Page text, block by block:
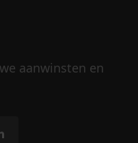
aanwinsten en